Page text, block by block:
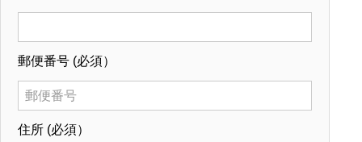
郵便番号 (必須）
住所 (必須）